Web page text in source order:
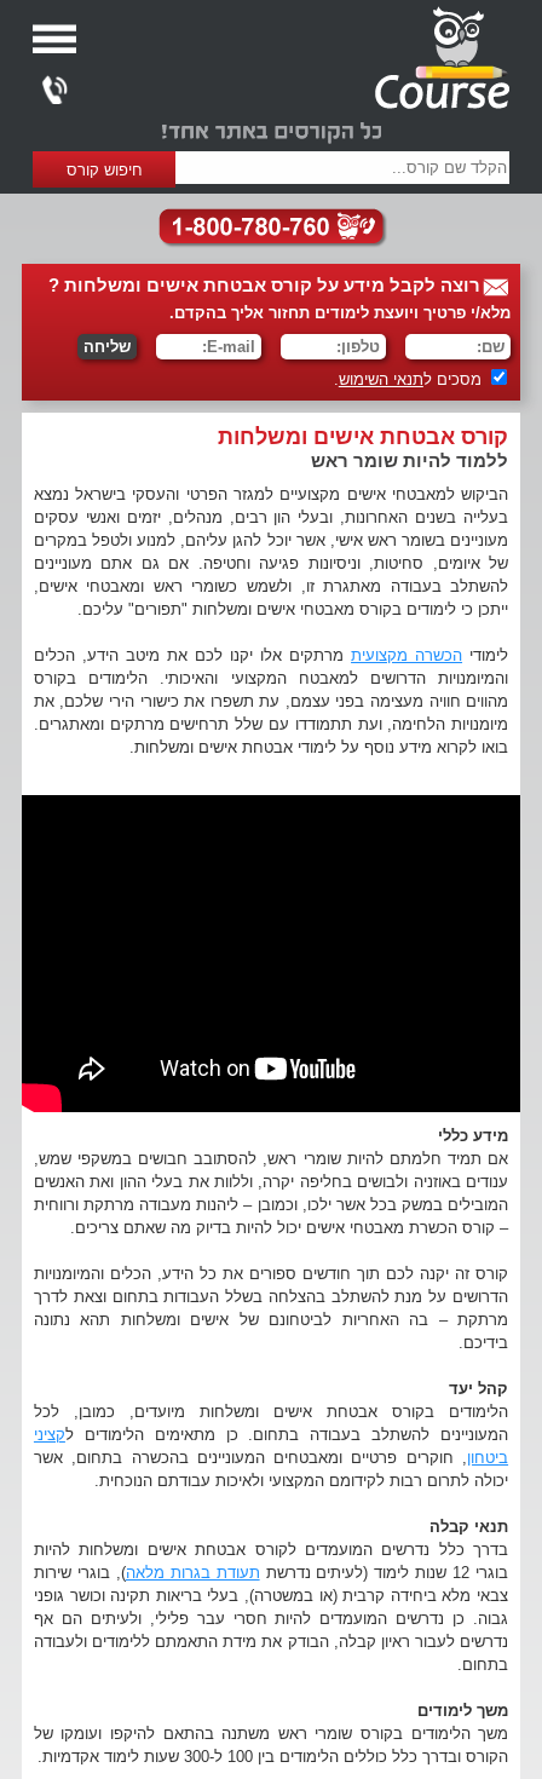
רוצה לקבל מידע על קורס אבטחת אישים ומשלחות ?
מלא/י פרטיך ויועצת לימודים תחזור אליך בהקדם.
מסכים לתנאי השימוש.
קורס אבטחת אישים ומשלחות
ללמוד להיות שומר ראש
הביקוש למאבטחי אישים מקצועיים למגזר הפרטי והעסקי בישראל נמצא
בעלייה בשנים האחרונות, ובעלי הון רבים, מנהלים, יזמים ואנשי עסקים
מעוניינים בשומר ראש אישי, אשר יוכל להגן עליהם, למנוע ולטפל במקרים
של איומים, סחיטות, וניסיונות פגיעה וחטיפה. אם גם אתם מעוניינים
להשתלב בעבודה מאתגרת זו, ולשמש כשומרי ראש ומאבטחי אישים,
ייתכן כי לימודים בקורס מאבטחי אישים ומשלחות "תפורים" עליכם.
לימודי הכשרה מקצועיתמרתקים אלו יקנו לכם את מיטב הידע, הכלים
והמיומנויות הדרושים למאבטח המקצועי והאיכותי. הלימודים בקורס
מהווים חוויה מעצימה בפני עצמם, עת תשפרו את כישורי הירי שלכם, את
מיומנויות הלחימה, ועת תתמודדו עם שלל תרחישים מרתקים ומאתגרים.
בואו לקרוא מידע נוסף על לימודי אבטחת אישים ומשלחות.
מידע כללי
אם תמיד חלמתם להיות שומרי ראש, להסתובב חבושים במשקפי שמש,
ענודים באוזניה ולבושים בחליפה יקרה, וללוות את בעלי ההון ואת האנשים
המובילים במשק בכל אשר ילכו, וכמובן – ליהנות מעבודה מרתקת ורווחית
– קורס הכשרת מאבטחי אישים יכול להיות בדיוק מה שאתם צריכים.
קורס זה יקנה לכם תוך חודשים ספורים את כל הידע, הכלים והמיומנויות
הדרושים על מנת להשתלב בהצלחה בשלל העבודות בתחום וצאת לדרך
מרתקת – בה האחריות לביטחונם של אישים ומשלחות תהא נתונה
בידיכם.
קהל יעד
הלימודים בקורס אבטחת אישים ומשלחות מיועדים, כמובן, לכל
המעוניינים להשתלב בעבודה בתחום. כן מתאימים הלימודים לקציני
ביטחון , חוקרים פרטיים ומאבטחים המעוניינים בהכשרה בתחום, אשר
יכולה לתרום רבות לקידומם המקצועי ולאיכות עבודתם הנוכחית.
תנאי קבלה
בדרך כלל נדרשים המועמדים לקורס אבטחת אישים ומשלחות להיות
בוגרי 12 שנות לימוד (לעיתים נדרשת
תעודת בגרות מלאה), בוגרי שירות
צבאי מלא ביחידה קרבית (או במשטרה), בעלי בריאות תקינה וכושר גופני
גבוה. כן נדרשים המועמדים להיות חסרי עבר פלילי, ולעיתים הם אף
נדרשים לעבור ראיון קבלה, הבודק את מידת התאמתם ללימודים ולעבודה
בתחום.
משך לימודים
משך הלימודים בקורס שומרי ראש משתנה בהתאם להיקפו ועומקו של
הקורס ובדרך כלל כוללים הלימודים בין 100 ל-300 שעות לימוד אקדמיות.